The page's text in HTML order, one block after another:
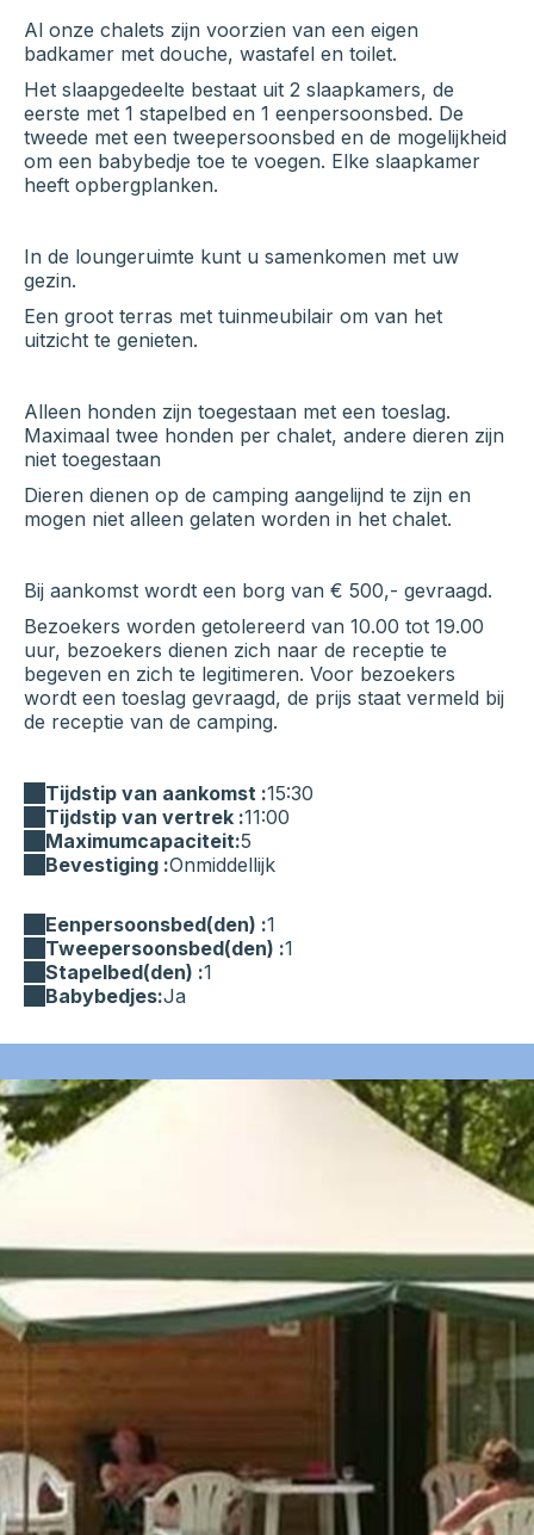
Al onze chalets zijn voorzien van een eigen
badkamer met douche, wastafel en toilet.
Het slaapgedeelte bestaat uit 2 slaapkamers, de
eerste met 1 stapelbed en 1 eenpersoonsbed. De
tweede met een tweepersoonsbed en de mogelijkheid
om een babybedje toe te voegen. Elke slaapkamer
heeft opbergplanken.
In de loungeruimte kunt u samenkomen met uw
gezin.
Een groot terras met tuinmeubilair om van het
uitzicht te genieten.
Alleen honden zijn toegestaan met een toeslag.
Maximaal twee honden per chalet, andere dieren zijn
niet toegestaan
Dieren dienen op de camping aangelijnd te zijn en
mogen niet alleen gelaten worden in het chalet.
Bij aankomst wordt een borg van € 500,- gevraagd.
Bezoekers worden getolereerd van 10.00 tot 19.00
uur, bezoekers dienen zich naar de receptie te
begeven en zich te legitimeren. Voor bezoekers
wordt een toeslag gevraagd, de prijs staat vermeld bij
de receptie van de camping.
Tijdstip van aankomst :15:30
Tijdstip van vertrek :11:00
Maximumcapaciteit:5
Bevestiging :Onmiddellijk
Eenpersoonsbed(den) :1
Tweepersoonsbed(den) :1
Stapelbed(den) :1
Babybedjes:Ja